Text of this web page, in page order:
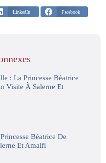
LinkedIn Facebook
: La Princesse Béatrice
Visite À Salerne Et
Béatrice De
Et Amalfi